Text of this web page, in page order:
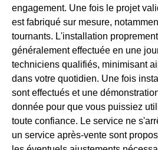
engagement. Une fois le projet
est fabriqué sur mesure,
tournants. L'installation
généralement effectuée en une
techniciens qualifiés, minimisant
dans votre quotidien. Une fois
sont effectués et une
donnée pour que vous puissiez
toute confiance. Le service ne
un service après-vente sont